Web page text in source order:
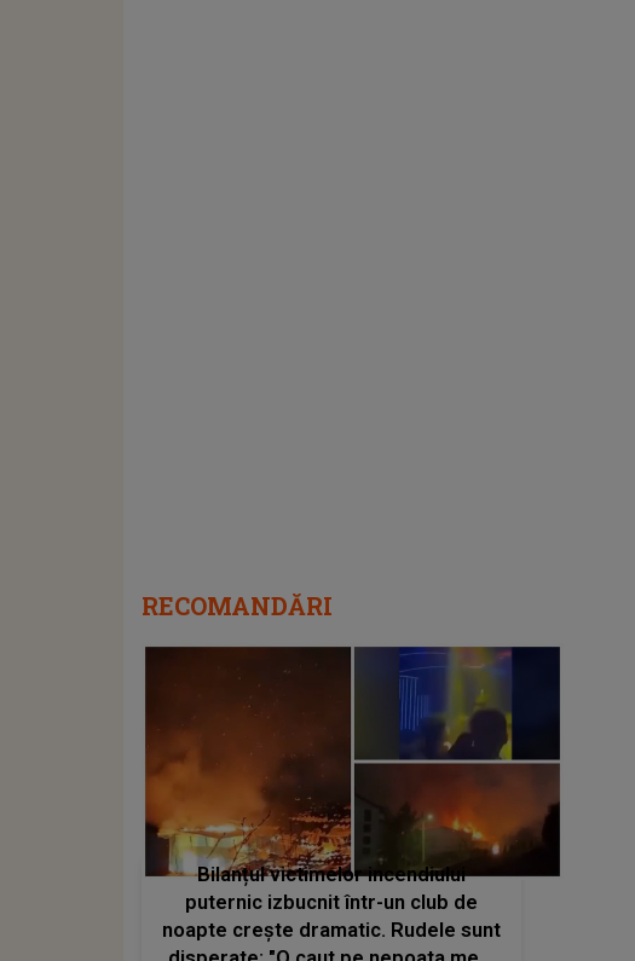
RECOMANDĂRI
Bilanțul victimelor incendiului
puternic izbucnit într-un club de
noapte creşte dramatic. Rudele sunt